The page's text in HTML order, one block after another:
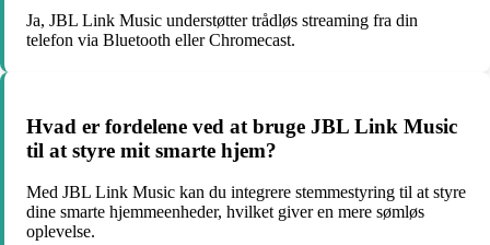
Ja, JBL Link Music understøtter trådløs streaming fra din
telefon via Bluetooth eller Chromecast.
Hvad er fordelene ved at bruge JBL Link Music
til at styre mit smarte hjem?
Med JBL Link Music kan du integrere stemmestyring til at styre
dine smarte hjemmeenheder, hvilket giver en mere sømløs
oplevelse.